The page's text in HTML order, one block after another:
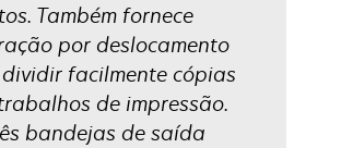
Também fornece
por deslocamento
facilmente cópias
de impressão.
bandejas de saída